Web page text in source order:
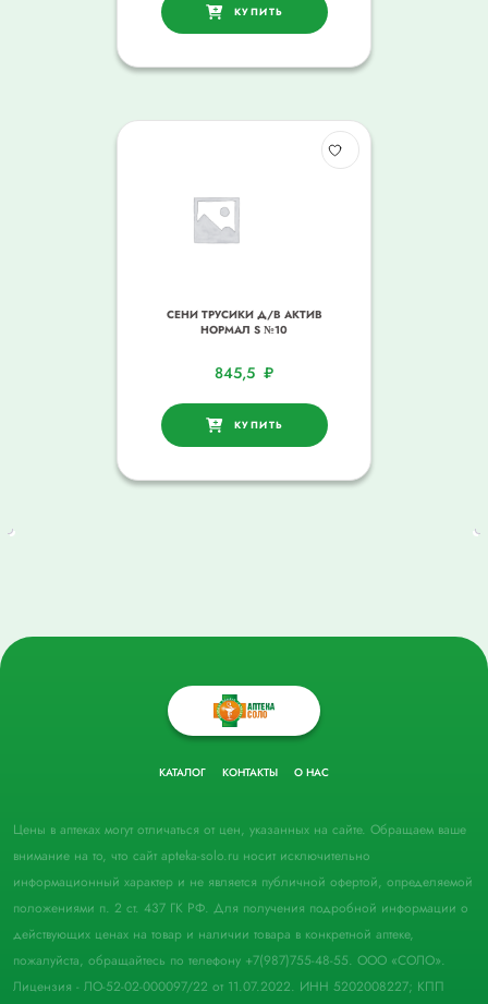
КУПИТЬ
СЕНИ ТРУСИКИ Д/В АКТИВ
НОРМАЛ S №10
845,5 ₽
КУПИТЬ
КАТАЛОГ КОНТАКТЫ О НАС
Цены в аптеках могут отличаться от цен, указанных на сайте. Обращаем ваше
внимание на то, что сайт apteka-solo.ru носит исключительно
информационный характер и не является публичной офертой, определяемой
положениями п. 2 ст. 437 ГК РФ. Для получения подробной информации о
действующих ценах на товар и наличии товара в конкретной аптеке,
пожалуйста, обращайтесь по телефону +7(987)755-48-55. ООО «СОЛО».
Лицензия - ЛО-52-02-000097/22 от 11.07.2022. ИНН 5202008227; КПП